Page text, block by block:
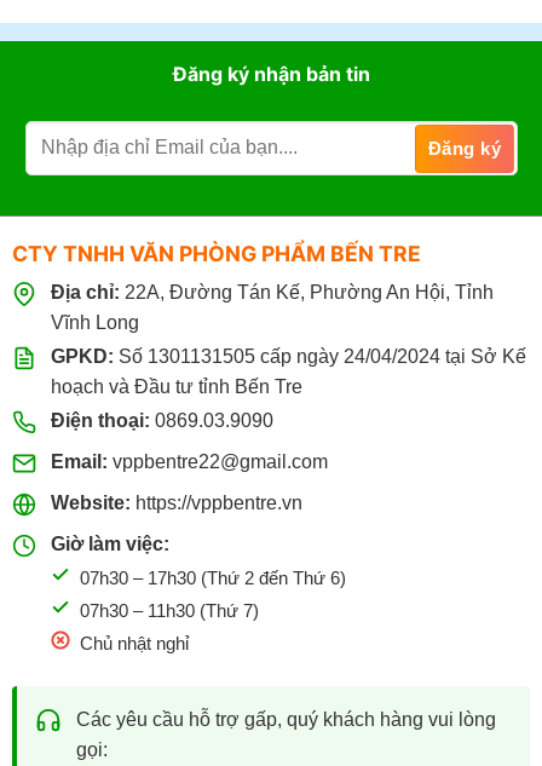
Đăng ký nhận bản tin
CTY TNHH VĂN PHÒNG PHẨM BẾN TRE
Địa chỉ: 22A, Đường Tán Kế, Phường An Hội, Tỉnh
Vĩnh Long
GPKD: Số 1301131505 cấp ngày 24/04/2024 tại Sở Kế
hoạch và Đầu tư tỉnh Bến Tre
Điện thoại: 0869.03.9090
Email: vppbentre22@gmail.com
Website: https://vppbentre.vn
Giờ làm việc:
07h30 – 17h30 (Thứ 2 đến Thứ 6)
07h30 – 11h30 (Thứ 7)
Chủ nhật nghỉ
Các yêu cầu hỗ trợ gấp, quý khách hàng vui lòng
gọi: